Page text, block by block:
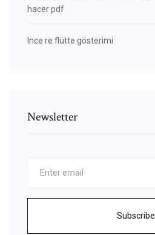
hacer pdf
Ince re flütte gösterimi
Newsletter
Subscribe